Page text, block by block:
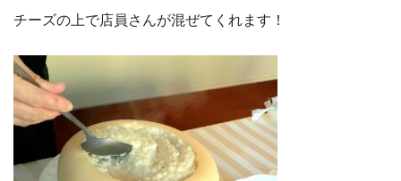
チーズの上で店員さんが混ぜてくれます！